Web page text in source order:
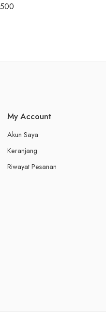
My Account
Akun Saya
Keranjang
Riwayat Pesanan